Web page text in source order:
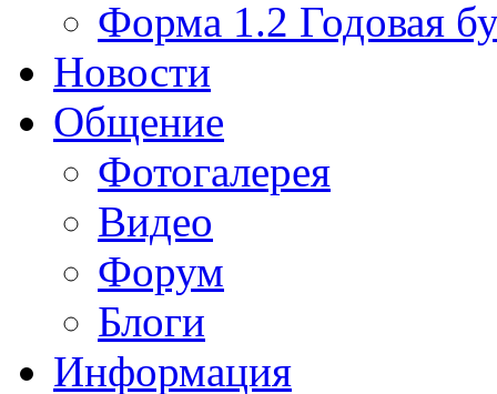
Форма 1.2 Годовая
Новости
Общение
Фотогалерея
Видео
Форум
Блоги
Информация